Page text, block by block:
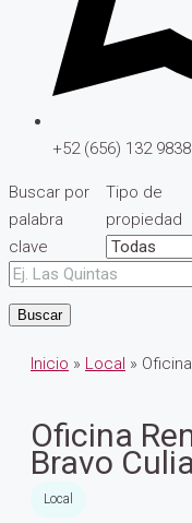
+52 (656) 132 9838
Buscar por
palabra
clave
Tipo de
propiedad
Buscar
Inicio » Local »
Oficina
Bravo
Local